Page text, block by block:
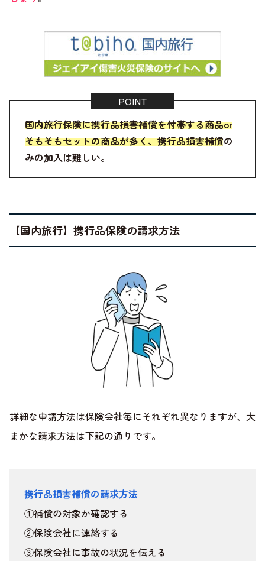
国内旅行保険に携行品損害補償を付帯する商品or
そもそもセットの商品が多く、携行品損害補償の
みの加入は難しい。
【国内旅行】携行品保険の請求方法
詳細な申請方法は保険会社毎にそれぞれ異なりますが、大
まかな請求方法は下記の通りです。
携行品損害補償の請求方法
①補償の対象か確認する
②保険会社に連絡する
③保険会社に事故の状況を伝える